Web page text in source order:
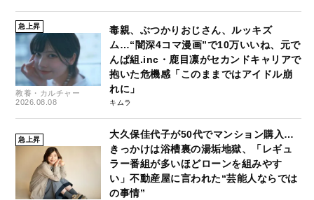
急上昇
教養・カルチャー
2026.08.08
毒親、ぶつかりおじさん、ルッキズ
ム…“闇深4コマ漫画”で10万いいね、元で
んぱ組.inc・鹿目凛がセカンドキャリアで
抱いた危機感「このままではアイドル崩
れに」
キムラ
急上昇
大久保佳代子が50代でマンション購入…
きっかけは浴槽裏の湯垢地獄、「レギュ
ラー番組が多いほどローンを組みやす
い」不動産屋に言われた“芸能人ならでは
の事情”